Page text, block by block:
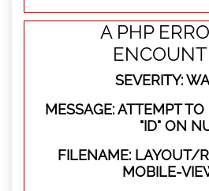
A PHP
SEVERITY:
MESSAGE: ATTEMPT
"ID" ON
FILENAME: LAYOUT/
MOBILE-